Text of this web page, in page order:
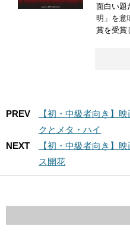
面白い題
明」を意
賞を受賞
PREV
【初・中級者向き】
クとメタ・ハイ
NEXT
【初・中級者向き】
ス開花